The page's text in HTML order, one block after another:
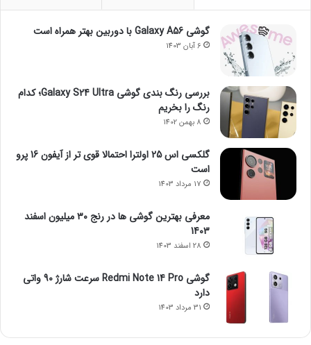
گوشی Galaxy A56 با دوربین بهتر همراه است
6 آبان 1403
بررسی رنگ بندی گوشی Galaxy S24 Ultra؛ کدام
رنگ را بخریم
8 بهمن 1402
گلکسی اس 25 اولترا احتمالا قوی تر از آیفون 16 پرو
است
17 مرداد 1403
معرفی بهترین گوشی ها در رنج ۳۰ میلیون اسفند
1403
28 اسفند 1403
گوشی Redmi Note 14 Pro سرعت شارژ 90 واتی
دارد
31 مرداد 1403